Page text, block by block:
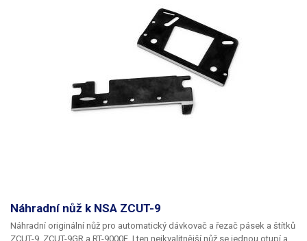
Náhradní nůž k NSA ZCUT-9
Náhradní originální nůž pro automatický dávkovač a řezač pásek a štítků
ZCUT-9, ZCUT-9GR a RT-9000F. I ten nejkvalitnější nůž se jednou otupí a